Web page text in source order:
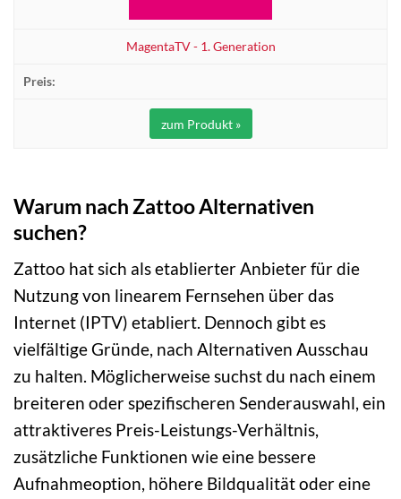
MagentaTV - 1. Generation
zum Produkt »
Warum nach Zattoo Alternativen
suchen?
Zattoo hat sich als etablierter Anbieter für die
Nutzung von linearem Fernsehen über das
Internet (IPTV) etabliert. Dennoch gibt es
vielfältige Gründe, nach Alternativen Ausschau
zu halten. Möglicherweise suchst du nach einem
breiteren oder spezifischeren Senderauswahl, ein
attraktiveres Preis-Leistungs-Verhältnis,
zusätzliche Funktionen wie eine bessere
Aufnahmeoption, höhere Bildqualität oder eine